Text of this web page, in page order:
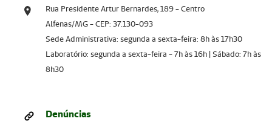
Rua Presidente Artur Bernardes, 189 - Centro
Alfenas/MG - CEP: 37.130-093
Sede Administrativa: segunda a sexta-feira: 8h às 17h30
Laboratório: segunda a sexta-feira - 7h às 16h | Sábado: 7h às
8h30
Denúncias